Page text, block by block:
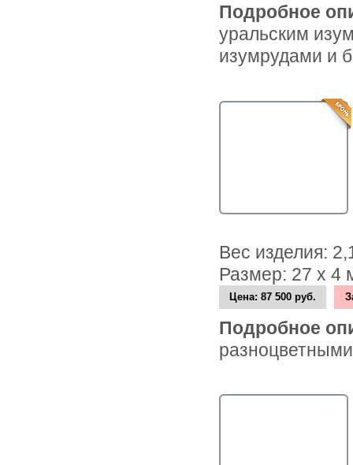
Подробное
уральским
изумрудами и
Вес изделия:
Размер: 27 х 4
Цена:87 500 руб.
Подробное